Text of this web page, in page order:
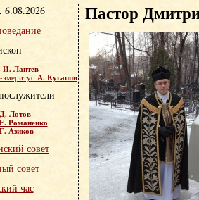
Пастор
6.08.2026
И. Лаптев
эмеритус А. Кугаппи
Д. Лотов
Е. Романенко
Г. Азиков
совет
совет
час